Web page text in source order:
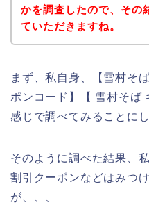
かを調査したので、その
ていただきますね。
まず、私自身、【雪村そ
ポンコード】【 雪村そば
感じで調べてみることにし
そのように調べた結果、
割引クーポンなどはみつ
が、、、